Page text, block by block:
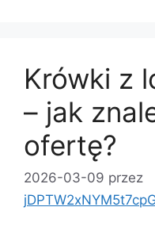
Krówki z
– jak
ofertę?
2026-03-09 przez